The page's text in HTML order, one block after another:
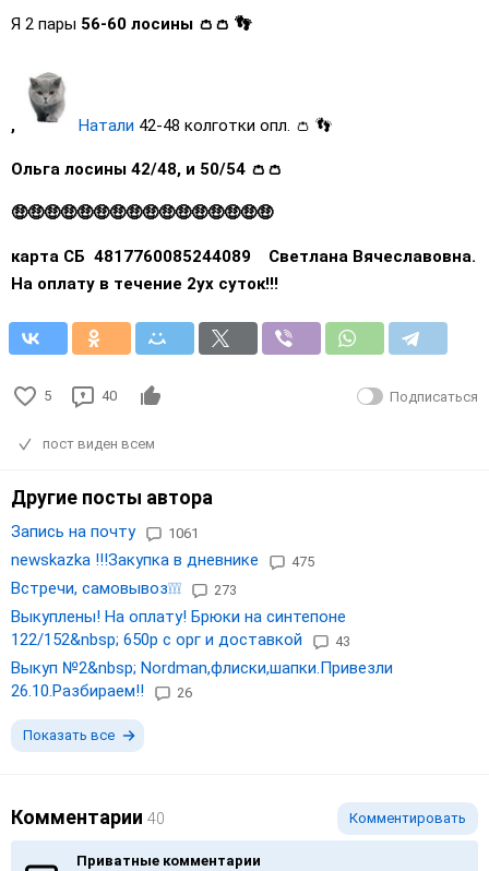
Я 2 пары 56-60 лосины 👛👛 👣
, Натали 42-48 колготки опл. 👛 👣
Ольга лосины 42/48, и 50/54 👛👛
🤑🤑🤑🤑🤑🤑🤑🤑🤑🤑🤑🤑🤑🤑🤑🤑
карта СБ 4817760085244089 Светлана Вячеславовна.
На оплату в течение 2ух суток!!!
5 40 Подписаться
пост виден всем
Другие посты автора
Запись на почту 1061
newskazka !!!Закупка в дневнике 475
Встречи, самовывоз❕❕❕ 273
Выкуплены! На оплату! Брюки на синтепоне
122/152&nbsp; 650р с орг и доставкой
43
Выкуп №2&nbsp; Nordman,флиски,шапки.Привезли
26.10.Разбираем!!
26
Показать все
Комментарии 40 Комментировать
Приватные комментарии